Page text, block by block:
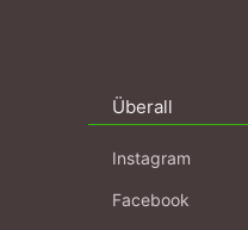
Überall
Instagram
Facebook